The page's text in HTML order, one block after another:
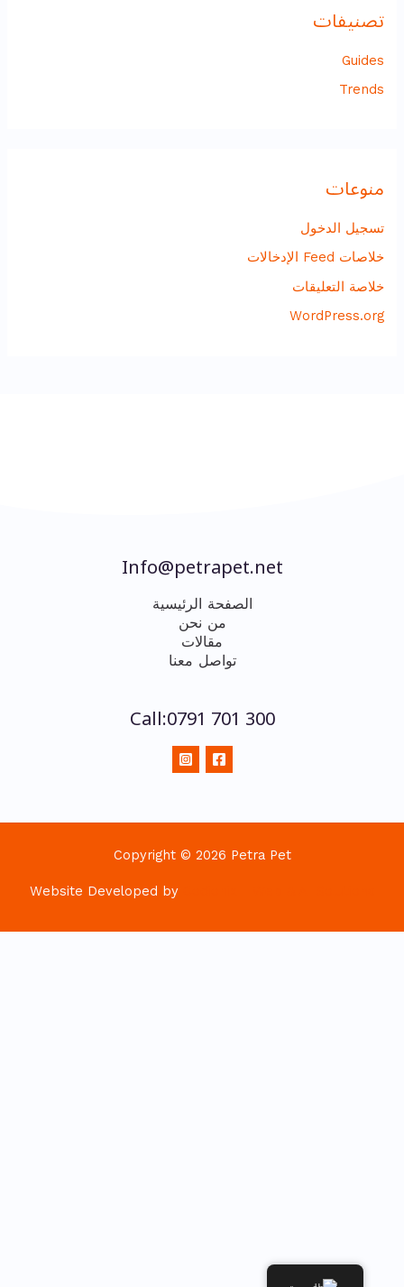
تصنيفات
Guides
Trends
منوعات
تسجيل الدخول
خلاصات Feed الإدخالات
خلاصة التعليقات
WordPress.org
Info@petrapet.net
الصفحة الرئيسية
من نحن
مقالات
تواصل معنا
Call:0791 701 300
Copyright © 2026 Petra Pet
Website Developed by